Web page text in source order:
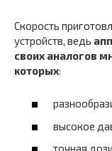
Скорость
устройств, ведь
своих аналогов
которых:
высокое
точная